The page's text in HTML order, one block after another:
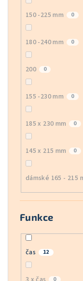
150 -225 mm 0
180 -240 mm 0
200 0
155 -230 mm 0
185 x 230 mm 0
145 x 215 mm 0
dámské 165 - 215
Funkce
čas 12
0